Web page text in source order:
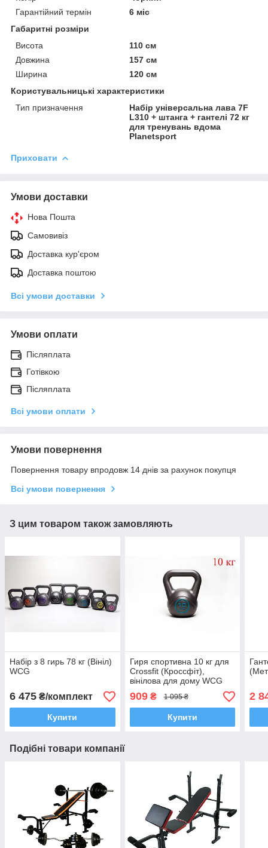
Гарантійний термін
6 міс
Габаритні розміри
Висота
110 см
Довжина
157 см
Ширина
120 см
Користувальницькі характеристики
Тип призначення
Набір універсальна лава 7F
L310 + штанга + гантелі 72 кг
для тренувань вдома
Planetsport
Приховати
Умови доставки
Нова Пошта
Самовивіз
Доставка кур'єром
Доставка поштою
Всі умови доставки
Умови оплати
Післяплата
Готівкою
Післяплата
Всі умови оплати
Умови повернення
Повернення товару впродовж 14 днів за рахунок покупця
Всі умови повернення
З цим товаром також замовляють
Набір з 8 гирь 78 кг (Вініл)
WCG
6 475 ₴/комплект
Купити
Гиря спортивна 10 кг для
Crossfit (Кроссфіт),
вінілова для дому WCG
909₴ 1 095 ₴
Купити
2
Подібні товари компанії